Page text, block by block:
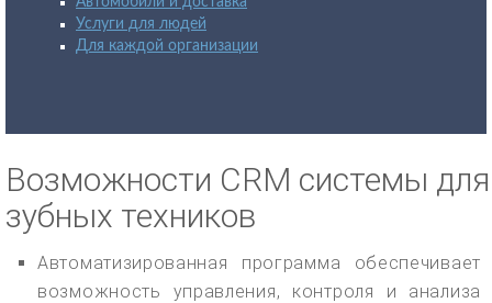
Услуги для людей
Для каждой организации
Возможности CRM системы для
зубных техников
Автоматизированная программа обеспечивает
возможность управления, контроля и анализа